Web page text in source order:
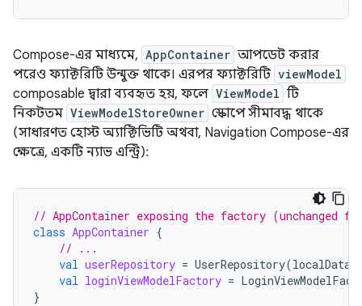
Compose-এর মাধ্যমে, AppContainer আপডেট করার
পরেও ফ্যাক্টরিটি উন্মুক্ত থাকে। এরপর ফ্যাক্টরিটি viewModel
composable দ্বারা ব্যবহৃত হয়, ফলে ViewModel টি
নিকটতম ViewModelStoreOwner স্কোপে সীমাবদ্ধ থাকে
(সাধারণত হোস্ট অ্যাক্টিভিটি অথবা, Navigation Compose-এর
ক্ষেত্রে, একটি ন্যাভ এন্ট্রি):
// AppContainer exposing the factory (unchanged
class AppContainer {
// ...
val userRepository = UserRepository(
val loginViewModelFactory =
}